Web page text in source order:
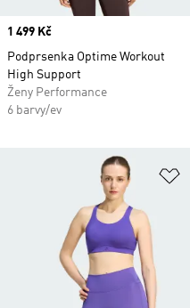
Price
1 499 Kč
Podprsenka Optime Workout
High Support
Ženy Performance
6 barvy/ev